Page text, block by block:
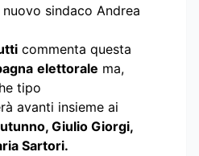
sindaco Andrea
commenta questa
elettorale ma,
tipo
avanti insieme ai
Giulio Giorgi,
Sartori.